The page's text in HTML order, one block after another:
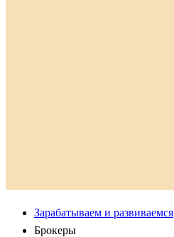
Зарабатываем и развиваемся
Брокеры